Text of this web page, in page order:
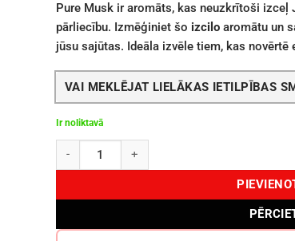
Pure Musk ir aromāts, kas neuzkrītoši
pārliecību. Izmēģiniet šo izcilo aromātu un
jūsu sajūtas. Ideāla izvēle tiem, kas
VAI MEKLĒJAT LIELĀKAS IETILPĪBAS
Ir noliktavā